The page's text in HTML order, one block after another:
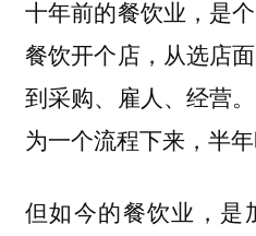
十年前的餐饮业，是个
餐饮开个店，从选店
到采购、雇人、经营
为一个流程下来，半年
但如今的餐饮业，是